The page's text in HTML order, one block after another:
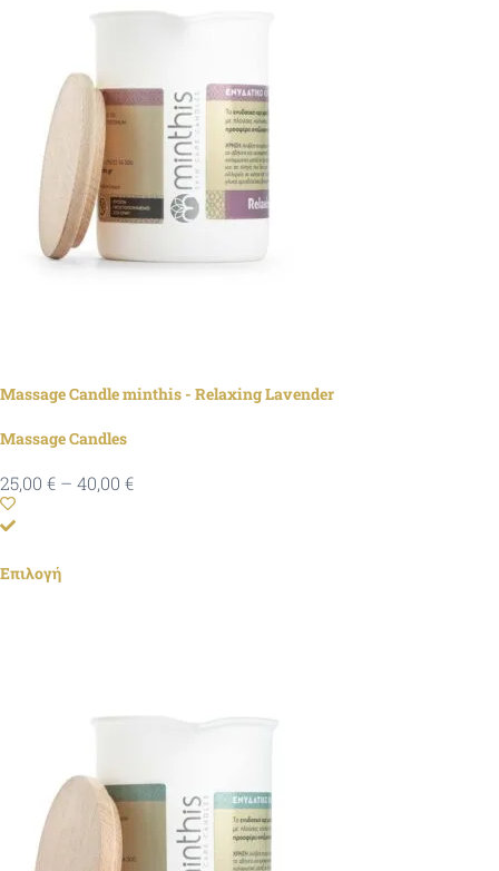
Massage Candle minthis - Relaxing Lavender
Massage Candles
25,00 € – 40,00 €
Επιλογή